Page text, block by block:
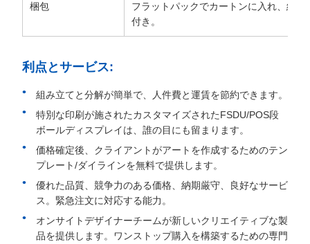
梱包
フラットパックでカートンに入れ、組み
付き。
利点とサービス:
組み立てと分解が簡単で、人件費と運賃を節約できます。
特別な印刷が施されたカスタマイズされたFSDU/POS段
ボールディスプレイは、誰の目にも留まります。
価格確定後、クライアントがアートを作成するためのテン
プレート/ダイラインを無料で提供します。
優れた品質、競争力のある価格、納期厳守、良好なサービ
ス。緊急注文に対応する能力。
オンサイトデザイナーチームが新しいクリエイティブな製
品を提供します。ワンストップ購入を構築するための専門